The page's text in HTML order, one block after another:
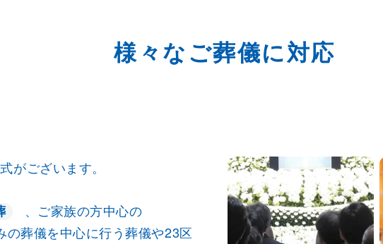
様々なご葬儀に対応
がございます。
、ご家族の方中心の
の葬儀を中心に行う葬儀や23区